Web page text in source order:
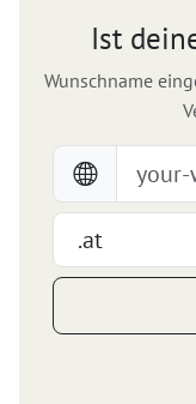
Ist
Wunschname